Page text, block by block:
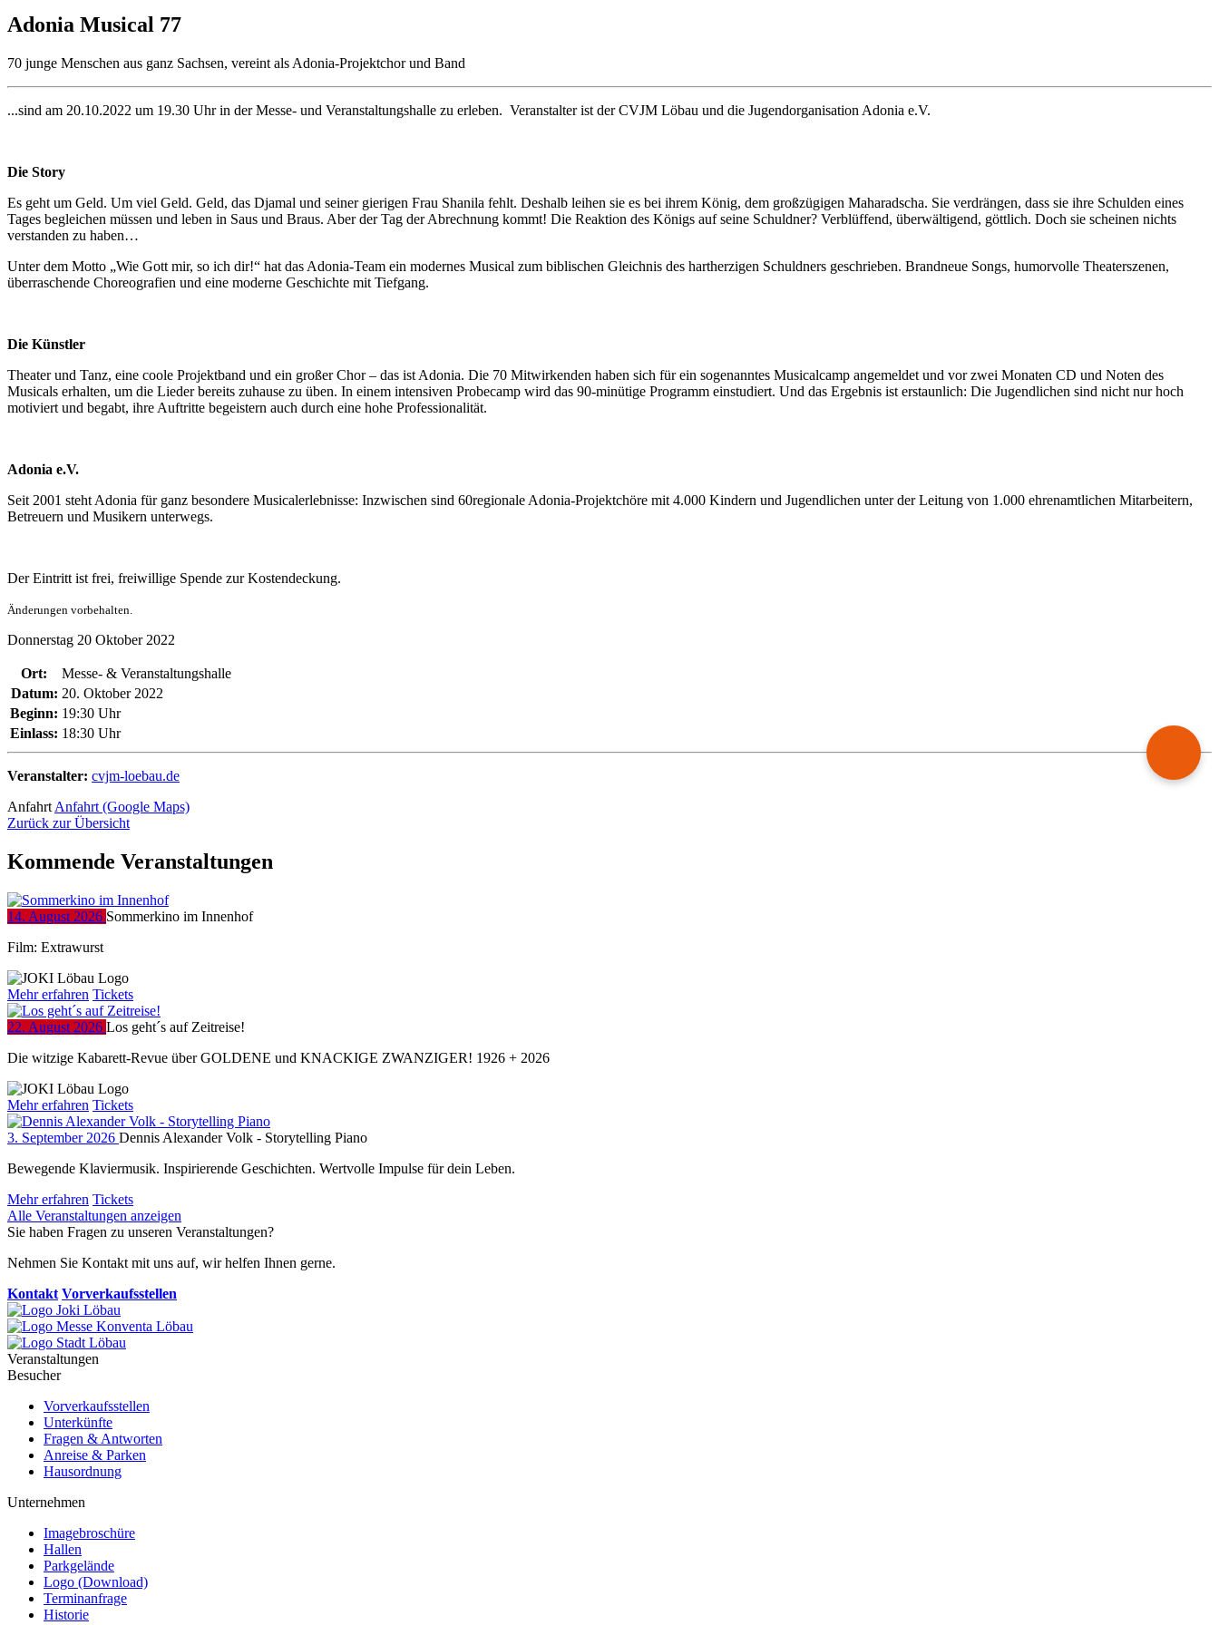
Adonia Musical 77
70 junge Menschen aus ganz Sachsen, vereint als Adonia-Projektchor und Band
...sind am 20.10.2022 um 19.30 Uhr in der Messe- und Veranstaltungshalle zu erleben. Veranstalter ist der CVJM Löbau und die Jugendorganisation Adonia e.V.
Die Story
Es geht um Geld. Um viel Geld. Geld, das Djamal und seiner gierigen Frau Shanila fehlt. Deshalb leihen sie es bei ihrem König, dem großzügigen Maharadscha. Sie verdrängen, dass sie ihre Schulden eines
Tages begleichen müssen und leben in Saus und Braus. Aber der Tag der Abrechnung kommt! Die Reaktion des Königs auf seine Schuldner? Verblüffend, überwältigend, göttlich. Doch sie scheinen nichts
verstanden zu haben…
Unter dem Motto „Wie Gott mir, so ich dir!“ hat das Adonia-Team ein modernes Musical zum biblischen Gleichnis des hartherzigen Schuldners geschrieben. Brandneue Songs, humorvolle Theaterszenen,
überraschende Choreografien und eine moderne Geschichte mit Tiefgang.
Die Künstler
Theater und Tanz, eine coole Projektband und ein großer Chor – das ist Adonia. Die 70 Mitwirkenden haben sich für ein sogenanntes Musicalcamp angemeldet und vor zwei Monaten CD und Noten des
Musicals erhalten, um die Lieder bereits zuhause zu üben. In einem intensiven Probecamp wird das 90-minütige Programm einstudiert. Und das Ergebnis ist erstaunlich: Die Jugendlichen sind nicht nur hoch
motiviert und begabt, ihre Auftritte begeistern auch durch eine hohe Professionalität.
Adonia e.V.
Seit 2001 steht Adonia für ganz besondere Musicalerlebnisse: Inzwischen sind 60regionale Adonia-Projektchöre mit 4.000 Kindern und Jugendlichen unter der Leitung von 1.000 ehrenamtlichen Mitarbeitern,
Betreuern und Musikern unterwegs.
Der Eintritt ist frei, freiwillige Spende zur Kostendeckung.
Änderungen vorbehalten.
Donnerstag 20 Oktober 2022
Ort:
Messe- & Veranstaltungshalle
Datum: 20. Oktober 2022
Beginn: 19:30 Uhr
Einlass: 18:30 Uhr
Veranstalter: cvjm-loebau.de
Anfahrt Anfahrt (Google Maps)
Zurück zur Übersicht
Kommende Veranstaltungen
14. August 2026 Sommerkino im Innenhof
Film: Extrawurst
Mehr erfahren Tickets
22. August 2026 Los geht´s auf Zeitreise!
Die witzige Kabarett-Revue über GOLDENE und KNACKIGE ZWANZIGER! 1926 + 2026
Mehr erfahren Tickets
3. September 2026 Dennis Alexander Volk - Storytelling Piano
Bewegende Klaviermusik. Inspirierende Geschichten. Wertvolle Impulse für dein Leben.
Mehr erfahren Tickets
Alle Veranstaltungen anzeigen
Sie haben Fragen zu unseren Veranstaltungen?
Nehmen Sie Kontakt mit uns auf, wir helfen Ihnen gerne.
Kontakt Vorverkaufsstellen
Veranstaltungen
Besucher
Vorverkaufsstellen
Unterkünfte
Fragen & Antworten
Anreise & Parken
Hausordnung
Unternehmen
Imagebroschüre
Hallen
Parkgelände
Logo (Download)
Terminanfrage
Historie